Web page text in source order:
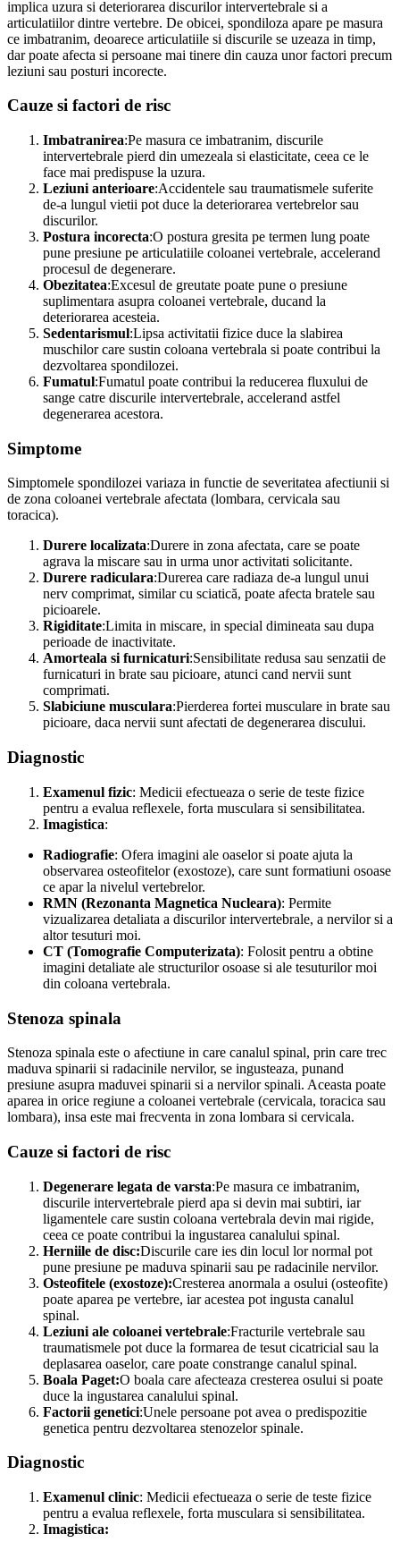
implica uzura si deteriorarea discurilor intervertebrale si a
articulatiilor dintre vertebre. De obicei, spondiloza apare pe masura
ce imbatranim, deoarece articulatiile si discurile se uzeaza in timp,
dar poate afecta si persoane mai tinere din cauza unor factori precum
leziuni sau posturi incorecte.
Cauze si factori de risc
Imbatranirea:Pe masura ce imbatranim, discurile
intervertebrale pierd din umezeala si elasticitate, ceea ce le
face mai predispuse la uzura.
Leziuni anterioare:Accidentele sau traumatismele suferite
de-a lungul vietii pot duce la deteriorarea vertebrelor sau
discurilor.
Postura incorecta:O postura gresita pe termen lung poate
pune presiune pe articulatiile coloanei vertebrale, accelerand
procesul de degenerare.
Obezitatea:Excesul de greutate poate pune o presiune
suplimentara asupra coloanei vertebrale, ducand la
deteriorarea acesteia.
Sedentarismul:Lipsa activitatii fizice duce la slabirea
muschilor care sustin coloana vertebrala si poate contribui la
dezvoltarea spondilozei.
Fumatul:Fumatul poate contribui la reducerea fluxului de
sange catre discurile intervertebrale, accelerand astfel
degenerarea acestora.
Simptome
Simptomele spondilozei variaza in functie de severitatea afectiunii si
de zona coloanei vertebrale afectata (lombara, cervicala sau
toracica).
Durere localizata:Durere in zona afectata, care se poate
agrava la miscare sau in urma unor activitati solicitante.
Durere radiculara:Durerea care radiaza de-a lungul unui
nerv comprimat, similar cu sciatică, poate afecta bratele sau
picioarele.
Rigiditate:Limita in miscare, in special dimineata sau dupa
perioade de inactivitate.
Amorteala si furnicaturi:Sensibilitate redusa sau senzatii de
furnicaturi in brate sau picioare, atunci cand nervii sunt
comprimati.
Slabiciune musculara:Pierderea fortei musculare in brate sau
picioare, daca nervii sunt afectati de degenerarea discului.
Diagnostic
Examenul fizic: Medicii efectueaza o serie de teste fizice
pentru a evalua reflexele, forta musculara si sensibilitatea.
Imagistica:
Radiografie: Ofera imagini ale oaselor si poate ajuta la
observarea osteofitelor (exostoze), care sunt formatiuni osoase
ce apar la nivelul vertebrelor.
RMN (Rezonanta Magnetica Nucleara): Permite
vizualizarea detaliata a discurilor intervertebrale, a nervilor si a
altor tesuturi moi.
CT (Tomografie Computerizata): Folosit pentru a obtine
imagini detaliate ale structurilor osoase si ale tesuturilor moi
din coloana vertebrala.
Stenoza spinala
Stenoza spinala este o afectiune in care canalul spinal, prin care trec
maduva spinarii si radacinile nervilor, se ingusteaza, punand
presiune asupra maduvei spinarii si a nervilor spinali. Aceasta poate
aparea in orice regiune a coloanei vertebrale (cervicala, toracica sau
lombara), insa este mai frecventa in zona lombara si cervicala.
Cauze si factori de risc
Degenerare legata de varsta:Pe masura ce imbatranim,
discurile intervertebrale pierd apa si devin mai subtiri, iar
ligamentele care sustin coloana vertebrala devin mai rigide,
ceea ce poate contribui la ingustarea canalului spinal.
Herniile de disc:Discurile care ies din locul lor normal pot
pune presiune pe maduva spinarii sau pe radacinile nervilor.
Osteofitele (exostoze):Cresterea anormala a osului (osteofite)
poate aparea pe vertebre, iar acestea pot ingusta canalul
spinal.
Leziuni ale coloanei vertebrale:Fracturile vertebrale sau
traumatismele pot duce la formarea de tesut cicatricial sau la
deplasarea oaselor, care poate constrange canalul spinal.
Boala Paget:O boala care afecteaza cresterea osului si poate
duce la ingustarea canalului spinal.
Factorii genetici:Unele persoane pot avea o predispozitie
genetica pentru dezvoltarea stenozelor spinale.
Diagnostic
Examenul clinic: Medicii efectueaza o serie de teste fizice
pentru a evalua reflexele, forta musculara si sensibilitatea.
Imagistica: